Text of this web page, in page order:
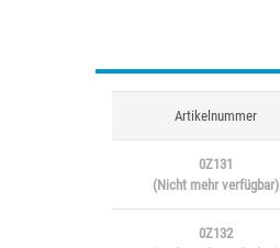
Artikelnummer
0Z131
(Nicht mehr verfügbar)
0Z132